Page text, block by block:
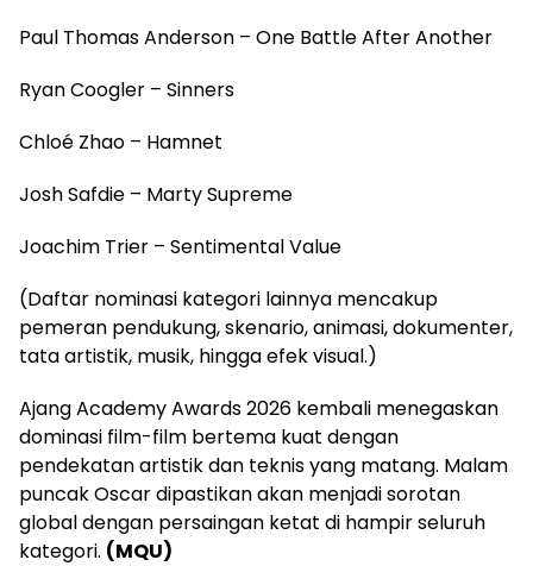
Paul Thomas Anderson – One Battle After Another
Ryan Coogler – Sinners
Chloé Zhao – Hamnet
Josh Safdie – Marty Supreme
Joachim Trier – Sentimental Value
(Daftar nominasi kategori lainnya mencakup
pemeran pendukung, skenario, animasi, dokumenter,
tata artistik, musik, hingga efek visual.)
Ajang Academy Awards 2026 kembali menegaskan
dominasi film-film bertema kuat dengan
pendekatan artistik dan teknis yang matang. Malam
puncak Oscar dipastikan akan menjadi sorotan
global dengan persaingan ketat di hampir seluruh
kategori. (MQU)